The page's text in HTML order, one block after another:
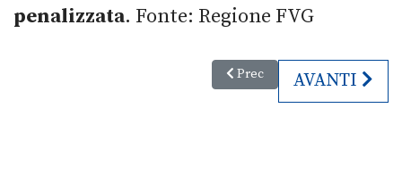
penalizzata. Fonte: Regione FVG
Articolo precedente: "Io Vado
Prec ARTICOLO
AVANTI